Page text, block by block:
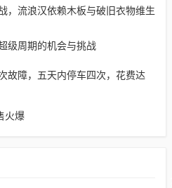
，流浪汉依赖木板与破旧衣物维生
级周期的机会与挑战
故障，五天内停车四次，花费达
火爆